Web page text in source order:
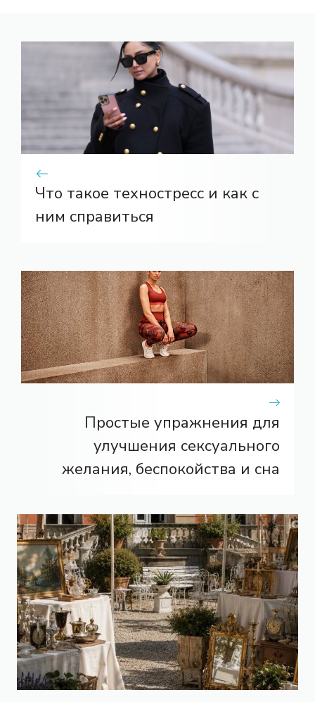
Что такое техностресс и как с
ним справиться
Простые упражнения для
улучшения сексуального
желания, беспокойства и сна